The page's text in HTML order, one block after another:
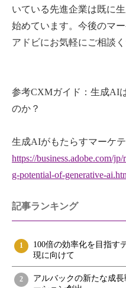
いている先進企業は既に
始めています。今後のマ
アドビにお気軽にご相談く
参考CXMガイド：生成AI
のか？
生成AIがもたらすマーケ
https://business.adobe.com/
g-potential-of-generative-
記事ランキング
1
100倍の効率化を目指す
現に向けて
2
アルバックの新たな成